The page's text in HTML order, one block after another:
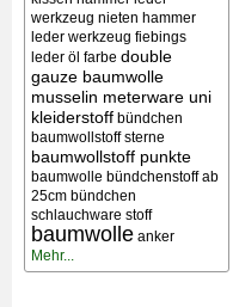
werkzeug nieten hammer
leder werkzeug fiebings
leder öl farbe double
gauze baumwolle
musselin meterware uni
kleiderstoff bündchen
baumwollstoff sterne
baumwollstoff punkte
baumwolle bündchenstoff ab
25cm bündchen
schlauchware stoff
baumwolle anker
Mehr...